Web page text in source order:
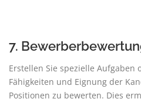
7.
Erstellen Sie spezielle Aufgaben
Fähigkeiten und Eignung der
Positionen zu bewerten. Dies